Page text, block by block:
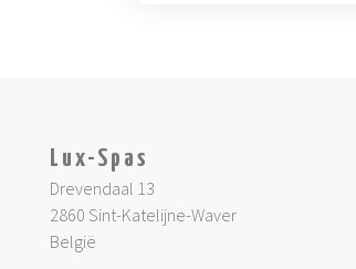
Lux-Spas
Drevendaal 13
2860 Sint-Katelijne-Waver
België